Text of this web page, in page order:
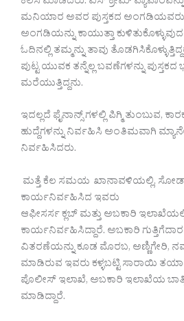
ಮನಿಯಾರ ಅವರ ಪುಸ್ತಕದ
ಅಂಗಡಿಯನ್ನು ಕಾಯುತ್ತಾ
ಓದಿನಲ್ಲಿ ತಮ್ಮನ್ನು ತಾವು
ಪುಟ್ಟ ಯುವಕ ತನ್ನೆಲ್ಲ ಬವಣೆಗಳನ್ನು
ಮರೆಯುತ್ತಿದ್ದನು.
ಇದಲ್ಲದೆ ಫೈನಾನ್ಸ್ ಗಳಲ್ಲಿ ಪಿಗ್ಮಿ ತುಂಬುವ,
ಹುದ್ದೆಗಳನ್ನು ನಿರ್ವಹಿಸಿ ಅಂತಿಮವಾಗಿ
ನಿರ್ವಹಿಸಿದರು.
ಮತ್ತೆ ಕೆಲ ಸಮಯ ಖಾನಾವಳಿಯಲ್ಲಿ, ಸೋಡಾ
ಕಾರ್ಯನಿರ್ವಹಿಸಿದ ಇವರು
ಆಫೀಸರ್ಸ ಕ್ಲಬ್ ಮತ್ತು ಅಬಕಾರಿ
ಕಾರ್ಯನಿರ್ವಹಿಸಿದ್ದಾರೆ. ಅಬಕಾರಿ
ವಿತರಣೆಯನ್ನು ಕೂಡ ಮೊರಬ, ಅಣ್ಣಿಗೇರಿ,
ಮಾಡಿರುವ ಇವರು ಕಳ್ಳಬಟ್ಟಿ ಸಾರಾಯಿ
ಪೊಲೀಸ್ ಇಲಾಖೆ, ಅಬಕಾರಿ ಇಲಾಖೆಯ
ಮಾಡಿದ್ದಾರೆ.